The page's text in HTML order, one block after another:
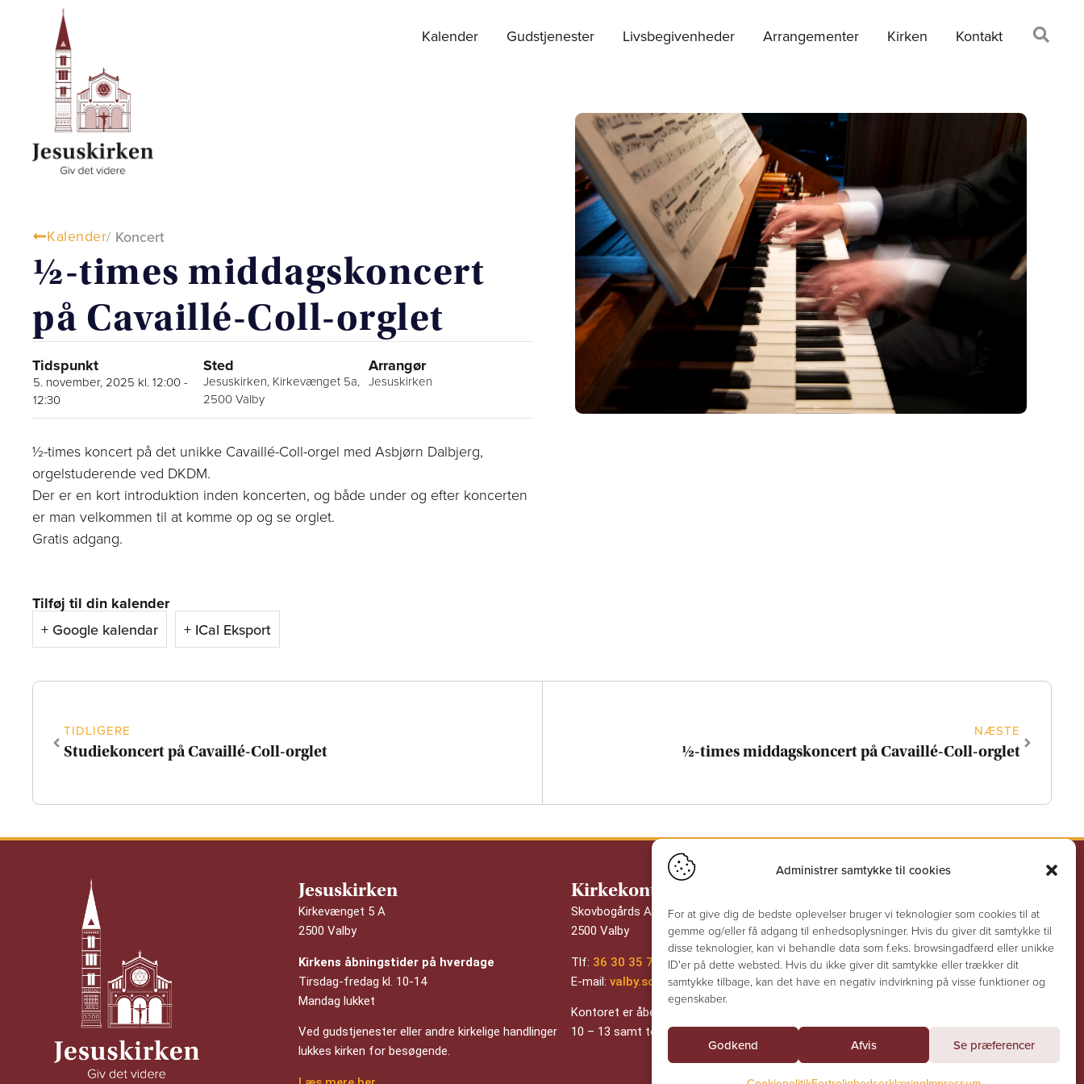
Administrer samtykke til cookies
For at give dig de bedste oplevelser bruger vi teknologier som cookies til at
gemme og/eller få adgang til enhedsoplysninger. Hvis du giver dit samtykke til
disse teknologier, kan vi behandle data som f.eks. browsingadfærd eller unikke
ID'er på dette websted. Hvis du ikke giver dit samtykke eller trækker dit
samtykke tilbage, kan det have en negativ indvirkning på visse funktioner og
egenskaber.
Godkend Afvis Se præferencer
Kalender Gudstjenester Livsbegivenheder Arrangementer Kirken Kontakt
Kalender/ Koncert
½-times middagskoncert
på Cavaillé-Coll-orglet
Tidspunkt
5. november, 2025 kl. 12:00-
12:30
Sted
Jesuskirken, Kirkevænget 5a,
2500 Valby
Arrangør
Jesuskirken
½-times koncert på det unikke Cavaillé-Coll-orgel med Asbjørn Dalbjerg,
orgelstuderende ved DKDM.
Der er en kort introduktion inden koncerten, og både under og efter koncerten
er man velkommen til at komme op og se orglet.
Gratis adgang.
Tilføj til din kalender
+ Google kalendar + ICal Eksport
TIDLIGERE
Studiekoncert på Cavaillé-Coll-orglet
NÆSTE
½-times middagskoncert på Cavaillé-Coll-orglet
Jesuskirken
Kirkevænget 5 A
2500 Valby
Kirkens åbningstider på hverdage
Tirsdag-fredag kl. 10-14
Mandag lukket
Ved gudstjenester eller andre kirkelige handlinger
lukkes kirken for besøgende.
Kirkekontor & sognegård
Skovbogårds Alle 11
2500 Valby
Tlf: 36 30 35 79
E-mail:valby.sognvalby@km.dk
Kontoret er åbent tirsdag kl. 11 – 17, onsdag kl.
10 – 13 samt torsdag og fredag kl. 9 – 13.
Kalender
Seneste nyt
Prædikener
Dåb
Begravelse
Historie